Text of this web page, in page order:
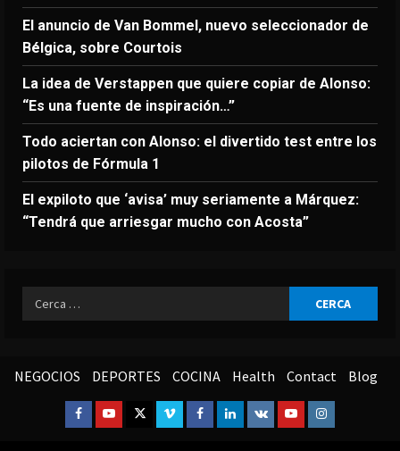
El anuncio de Van Bommel, nuevo seleccionador de
Bélgica, sobre Courtois
La idea de Verstappen que quiere copiar de Alonso:
“Es una fuente de inspiración…”
Todo aciertan con Alonso: el divertido test entre los
pilotos de Fórmula 1
El expiloto que ‘avisa’ muy seriamente a Márquez:
“Tendrá que arriesgar mucho con Acosta”
Ricerca
per:
NEGOCIOS DEPORTES COCINA Health Contact Blog
Facebook
YoutubeTwitterVimeoFacebook
Linkedin
VK YoutubeInstagram